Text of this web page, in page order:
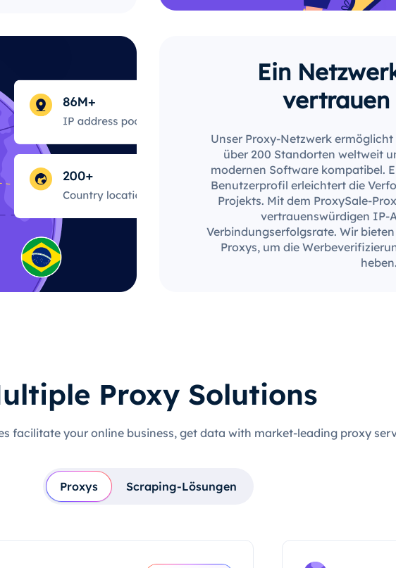
Ein
vertrauen
Unser Proxy-Netzwerk
über 200 Standorten weltweit
modernen Software kompatibel.
Benutzerprofil erleichtert die
Projekts. Mit dem ProxySale-
vertrauenswürdigen IP-
Verbindungserfolgsrate. Wir
Proxys, um die
heben.
Proxy Solutions
facilitate your online business, get data with market-leading proxy
Proxys Scraping-Lösungen